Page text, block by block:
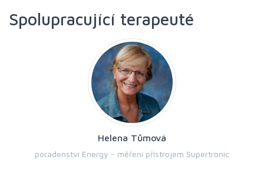
Spolupracující terapeuté
Helena Tůmová
poradenství Energy - měření přístrojem Supertronic